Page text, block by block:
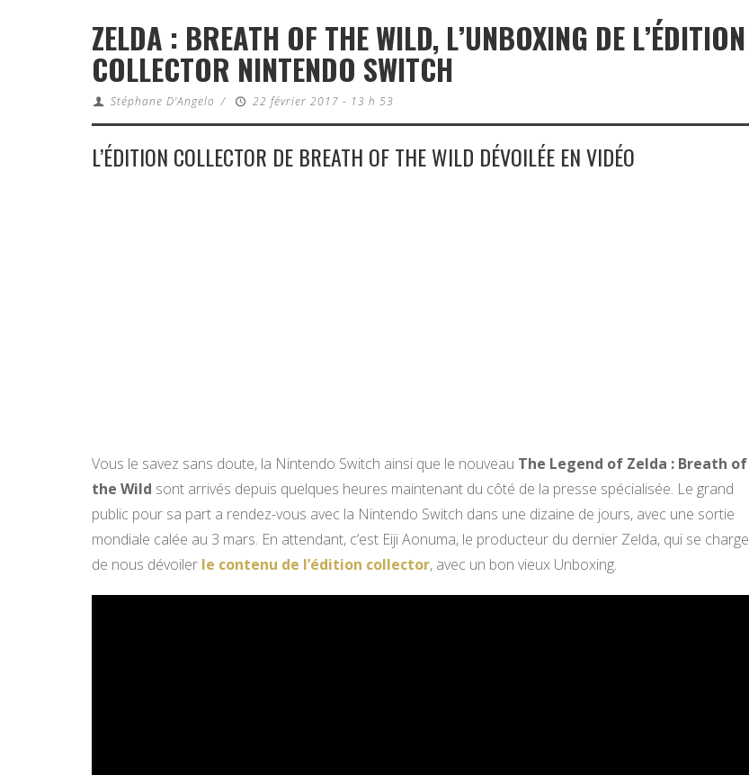
ZELDA : BREATH OF THE WILD, L’UNBOXING DE L’ÉDITION
COLLECTOR NINTENDO SWITCH
Stéphane D'Angelo / 22 février 2017 - 13 h 53
L’ÉDITION COLLECTOR DE BREATH OF THE WILD DÉVOILÉE EN VIDÉO
Vous le savez sans doute, la Nintendo Switch ainsi que le nouveau The Legend of Zelda : Breath of
the Wild sont arrivés depuis quelques heures maintenant du côté de la presse spécialisée. Le grand
public pour sa part a rendez-vous avec la Nintendo Switch dans une dizaine de jours, avec une sortie
mondiale calée au 3 mars. En attendant, c’est Eiji Aonuma, le producteur du dernier Zelda, qui se charge
de nous dévoiler le contenu de l’édition collector, avec un bon vieux Unboxing.